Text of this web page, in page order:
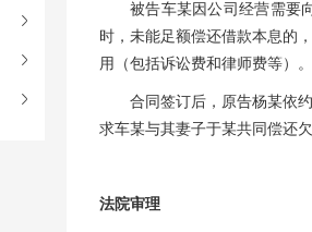
被告车某因公司经营需要
时，未能足额偿还借款本息的
用（包括诉讼费和律师费等）。
合同签订后，原告杨某依
求车某与其妻子于某共同偿还欠
法院审理